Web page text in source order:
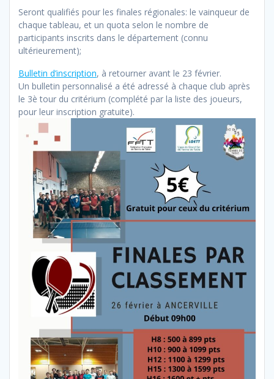
Seront qualifiés pour les finales régionales: le vainqueur de
chaque tableau, et un quota selon le nombre de
participants inscrits dans le département (connu
ultérieurement);
Bulletin d’inscription, à retourner avant le 23 février.
Un bulletin personnalisé a été adressé à chaque club après
le 3è tour du critérium (complété par la liste des joueurs,
pour leur inscription gratuite).